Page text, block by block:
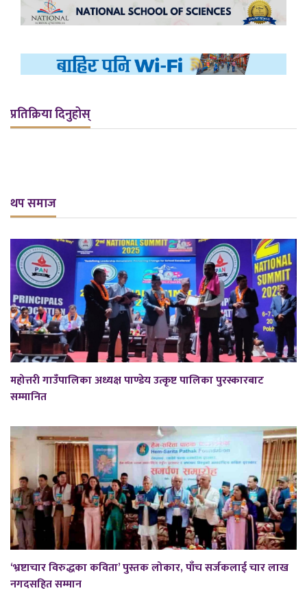
प्रतिक्रिया दिनुहोस्
थप समाज
महोत्तरी गाउँपालिका अध्यक्ष पाण्डेय उत्कृष्ट पालिका पुरस्कारबाट
सम्मानित
‘भ्रष्टाचार विरुद्धका कविता’ पुस्तक लोकार, पाँच सर्जकलाई चार लाख
नगदसहित सम्मान